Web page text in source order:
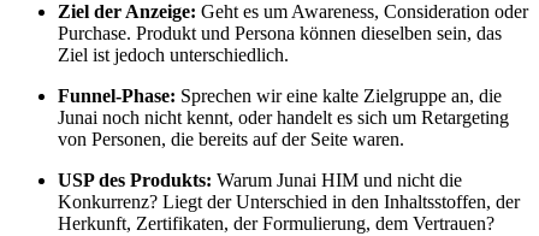
Ziel der Anzeige: Geht es um Awareness, Consideration oder
Purchase. Produkt und Persona können dieselben sein, das
Ziel ist jedoch unterschiedlich.
Funnel-Phase: Sprechen wir eine kalte Zielgruppe an, die
Junai noch nicht kennt, oder handelt es sich um Retargeting
von Personen, die bereits auf der Seite waren.
USP des Produkts: Warum Junai HIM und nicht die
Konkurrenz? Liegt der Unterschied in den Inhaltsstoffen, der
Herkunft, Zertifikaten, der Formulierung, dem Vertrauen?